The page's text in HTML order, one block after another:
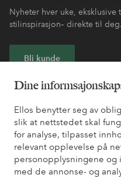
Dine
Ellos benytter seg av
slik at nettstedet skal
for analyse, tilpasset
relevant opplevelse på
personopplysningene og
med de annonse- og
Nyheter hver uke,
stilinspirasjon– direkte til deg.
Bli kunde
* Se tilbudsvilkår ved registrering
Trenger du hjelp?
Du finner svar på de
også informasjon om